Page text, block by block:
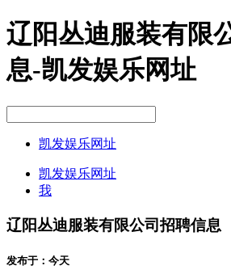
辽阳丛迪服装有限
息-凯发娱乐网址
凯发娱乐网址
凯发娱乐网址
我
辽阳丛迪服装有限公司招聘信息
发布于： 今天